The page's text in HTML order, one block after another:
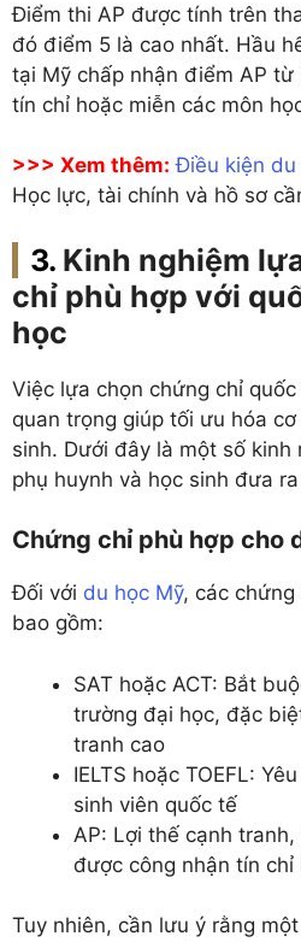
Điểm thi AP được tính trên
đó điểm 5 là cao nhất. Hầu
tại Mỹ chấp nhận điểm AP
tín chỉ hoặc miễn các môn
>>> Xem thêm: Điều kiện du
Học lực, tài chính và hồ sơ
Kinh nghiệm
chỉ phù hợp với
học
Việc lựa chọn chứng chỉ
quan trọng giúp tối ưu hóa
sinh. Dưới đây là một số kinh
phụ huynh và học sinh đưa
Chứng chỉ phù hợp cho
Đối với du học Mỹ, các
bao gồm:
SAT hoặc ACT: Bắt
trường đại học, đặc
tranh cao
IELTS hoặc TOEFL:
sinh viên quốc tế
AP: Lợi thế cạnh
được công nhận tín chỉ
Tuy nhiên, cần lưu ý rằng